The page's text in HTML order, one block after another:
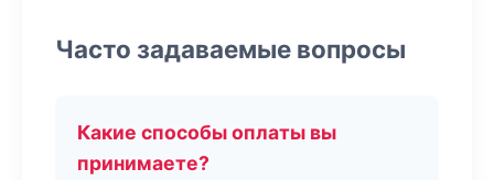
Часто задаваемые вопросы
Какие способы оплаты вы
принимаете?